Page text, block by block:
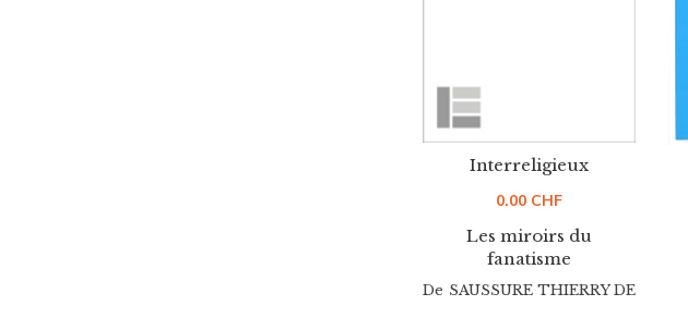
Les miroirs du
fanatisme
Interreligieux
0.00 CHF
De SAUSSURE THIERRY DE